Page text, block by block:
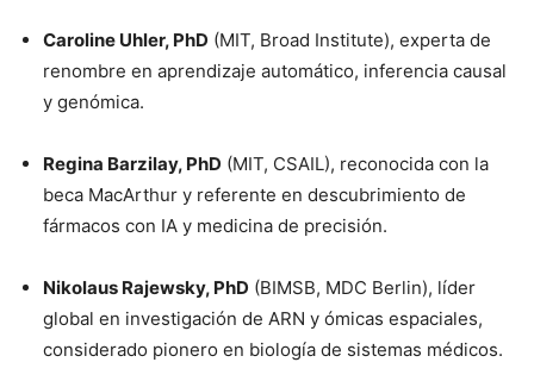
Caroline Uhler, PhD (MIT, Broad Institute), experta de
renombre en aprendizaje automático, inferencia causal
y genómica.
Regina Barzilay, PhD (MIT, CSAIL), reconocida con la
beca MacArthur y referente en descubrimiento de
fármacos con IA y medicina de precisión.
Nikolaus Rajewsky, PhD (BIMSB, MDC Berlin), líder
global en investigación de ARN y ómicas espaciales,
considerado pionero en biología de sistemas médicos.